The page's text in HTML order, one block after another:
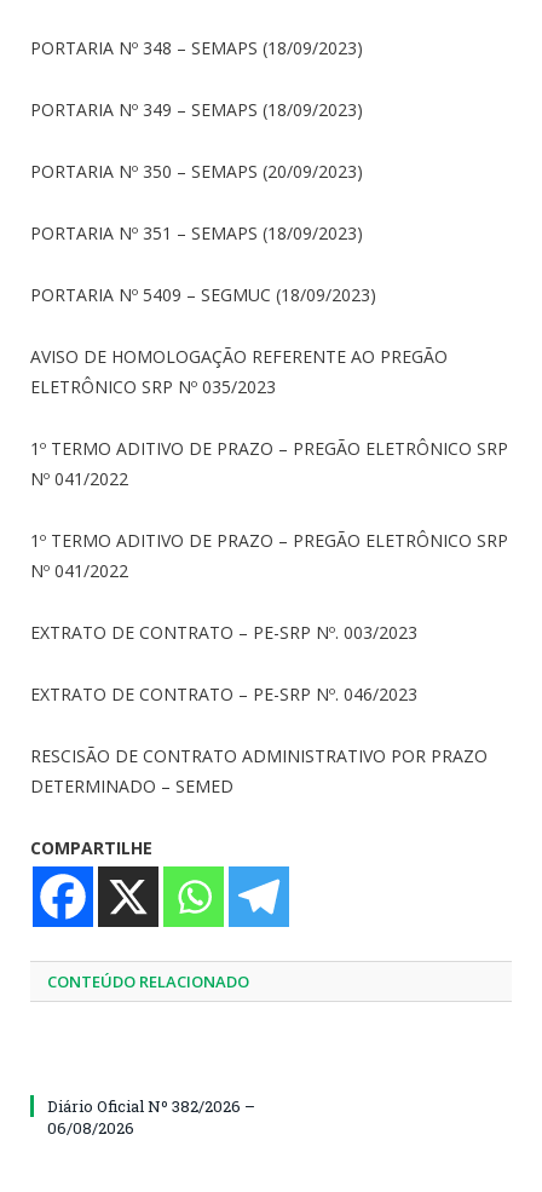
PORTARIA Nº 348 – SEMAPS (18/09/2023)
PORTARIA Nº 349 – SEMAPS (18/09/2023)
PORTARIA Nº 350 – SEMAPS (20/09/2023)
PORTARIA Nº 351 – SEMAPS (18/09/2023)
PORTARIA Nº 5409 – SEGMUC (18/09/2023)
AVISO DE HOMOLOGAÇÃO REFERENTE AO PREGÃO
ELETRÔNICO SRP Nº 035/2023
1º TERMO ADITIVO DE PRAZO – PREGÃO ELETRÔNICO SRP
Nº 041/2022
1º TERMO ADITIVO DE PRAZO – PREGÃO ELETRÔNICO SRP
Nº 041/2022
EXTRATO DE CONTRATO – PE-SRP Nº. 003/2023
EXTRATO DE CONTRATO – PE-SRP Nº. 046/2023
RESCISÃO DE CONTRATO ADMINISTRATIVO POR PRAZO
DETERMINADO – SEMED
COMPARTILHE
CONTEÚDO RELACIONADO
Diário Oficial Nº 382/2026 –
06/08/2026